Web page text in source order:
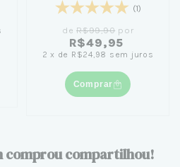
(1)
de R$99,90 por
R$49,95
2 x de R$24,98 sem juros
Comprar
comprou compartilhou!